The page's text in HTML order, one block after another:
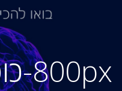
800px-כוסברה